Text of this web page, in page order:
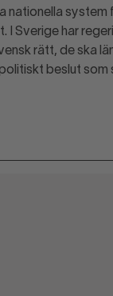
nationella
I Sverige har
rätt, de ska
beslut som